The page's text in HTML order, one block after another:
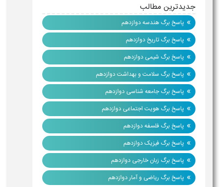
جدیدترین مطالب
» پاسخ برگ هندسه دوازدهم
» پاسخ برگ تاریخ دوازدهم
» پاسخ برگ شیمی دوازدهم
» پاسخ برگ سلامت و بهداشت دوازدهم
» پاسخ برگ جامعه شناسی دوازدهم
» پاسخ برگ هویت اجتماعی دوازدهم
» پاسخ برگ فلسفه دوازدهم
» پاسخ برگ فیزیک دوازدهم
» پاسخ برگ زبان خارجی دوازدهم
» پاسخ برگ ریاضی و آمار دوازدهم